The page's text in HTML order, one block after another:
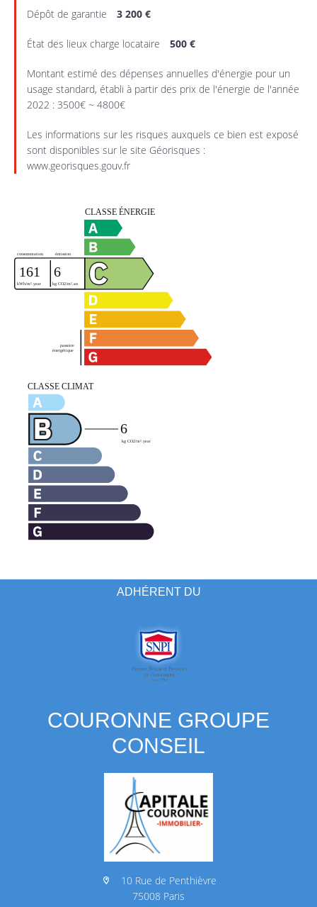
Dépôt de garantie 3 200 €
État des lieux charge locataire 500 €
Montant estimé des dépenses annuelles d'énergie pour un
usage standard, établi à partir des prix de l'énergie de l'année
2022 : 3500€ ~ 4800€
Les informations sur les risques auxquels ce bien est exposé
sont disponibles sur le site Géorisques :
www.georisques.gouv.fr
ADHÉRENT DU
COURONNE GROUPE
CONSEIL
10 Rue de Penthièvre
75008 Paris